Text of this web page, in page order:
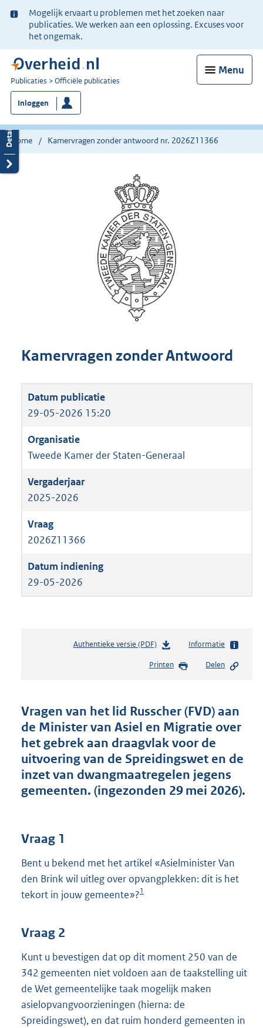
Ter
informatie:
Mogelijk ervaart u problemen met het zoeken naar
publicaties. We werken aan een oplossing. Excuses voor
het ongemak.
Menu
U
bent
nu
hier:
Publicaties Officiële publicaties
Inloggen
Home Kamervragen zonder antwoord nr. 2026Z11366
Kamervragen zonder Antwoord
29-05-2026 15:20
Tweede Kamer der Staten-Generaal
2025-2026
2026Z11366
29-05-2026
Authentieke versie (PDF)b
s
d
s
g
r
o
t
K
b
Informatie
Printen Delen
Vragen van het lid Russcher (FVD) aan
de Minister van Asiel en Migratie over
het gebrek aan draagvlak voor de
uitvoering van de Spreidingswet en de
inzet van dwangmaatregelen jegens
gemeenten. (ingezonden 29 mei 2026).
Vraag 1
Bent u bekend met het artikel «Asielminister Van
den Brink wil uitleg over opvangplekken: dit is het
tekort in jouw gemeente»?1
Vraag 2
Kunt u bevestigen dat op dit moment 250 van de
342 gemeenten niet voldoen aan de taakstelling uit
de Wet gemeentelijke taak mogelijk maken
asielopvangvoorzieningen (hierna: de
Spreidingswet), en dat ruim honderd gemeenten in